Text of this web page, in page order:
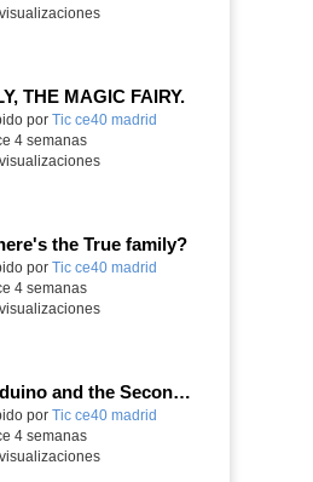
visualizaciones
THE MAGIC FAIRY.
por Tic ce40 madrid
4 semanas
the True family?
por Tic ce40 madrid
4 semanas
visualizaciones
Arduino and the Second World War
por Tic ce40 madrid
4 semanas